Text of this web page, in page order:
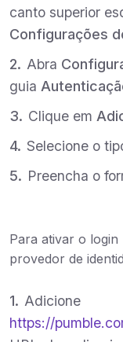
canto superior
Configurações
Abra
guia
Clique em
Selecione o
Preencha o
Para ativar o login
provedor de
Adicione
https://